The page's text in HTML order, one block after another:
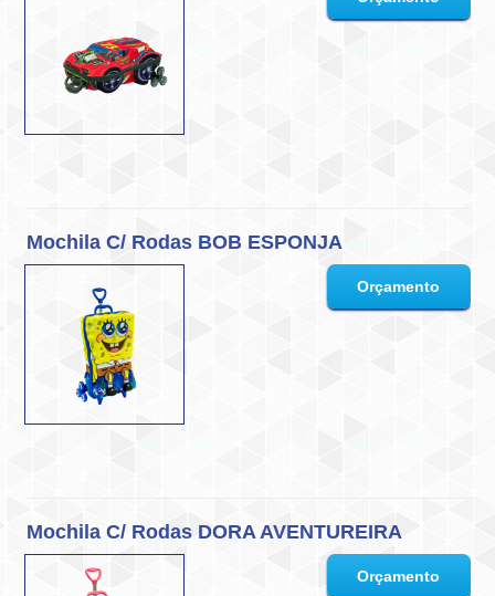
Mochila C/ Rodas BOB ESPONJA
Mochila C/ Rodas DORA AVENTUREIRA